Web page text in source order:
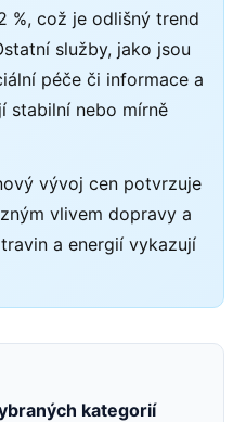
%, což je odlišný trend
služby, jako jsou
péče či informace a
stabilní nebo mírně
vývoj cen potvrzuje
vlivem dopravy a
a energií vykazují
kategorií